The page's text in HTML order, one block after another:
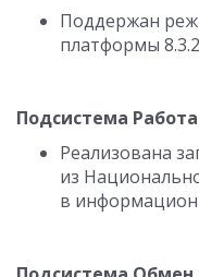
Поддержан
платформы
Подсистема
Реализована
из
в